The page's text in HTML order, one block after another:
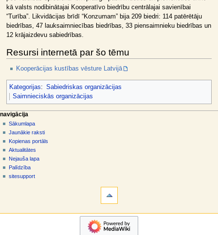
kā valsts nodibinātajai Kooperatīvo biedrību centrālajai savienībai
“Turība”. Likvidācijas brīdī “Konzumam” bija 209 biedri: 114 patērētāju
biedrības, 47 lauksaimniecības biedrības, 33 piensaimnieku biedrības un
12 krājaizdevu sabiedrības.
Resursi internetā par šo tēmu
Kooperācijas kustības vēsture Latvijā
Kategorijas: Sabiedriskas organizācijas
Saimnieciskās organizācijas
N
a
v
g
ā
c
a
lapas darbības
raksts
diskusija
skatīt
aplūkot
kodu
vēsture
dalībnieka rīki
pieslēgties
navigācija
Sākumlapa
Jaunākie raksti
Kopienas portāls
Aktualitātes
Nejauša lapa
Palīdzība
sitesupport
navigācija